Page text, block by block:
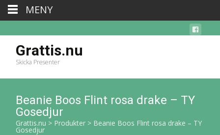
Grattis.nu
Skicka Presenter
Beanie Boos Flint rosa drake – TY
Gosedjur
Grattis.nu > Produkter > Beanie Boos Flint rosa drake – TY
Gosedjur
MENY